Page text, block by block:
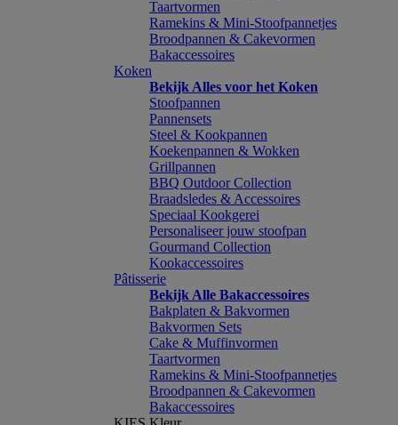
Taartvormen
Ramekins & Mini-Stoofpannetjes
Broodpannen & Cakevormen
Bakaccessoires
Koken
Bekijk Alles voor het Koken
Stoofpannen
Pannensets
Steel & Kookpannen
Koekenpannen & Wokken
Grillpannen
BBQ Outdoor Collection
Braadsledes & Accessoires
Speciaal Kookgerei
Personaliseer jouw stoofpan
Gourmand Collection
Kookaccessoires
Pâtisserie
Bekijk Alle Bakaccessoires
Bakplaten & Bakvormen
Bakvormen Sets
Cake & Muffinvormen
Taartvormen
Ramekins & Mini-Stoofpannetjes
Broodpannen & Cakevormen
Bakaccessoires